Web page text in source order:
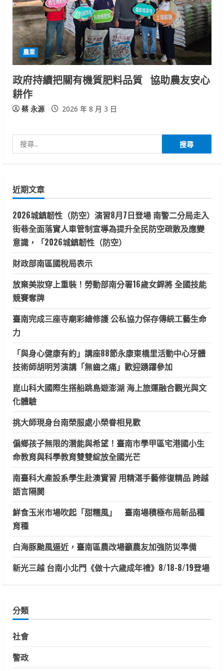
農業
政府持續把關有機質肥料品質 協助農友安心
耕作
蔡 永源 2026 年 8 月 3 日
尋
字:
近期文章
2026城鎮韌性（防空）演習8月7日登場 南警二分局走入
街巷全面落實人車管制宣導為提升全民防空疏散及應變
意識，「2026城鎮韌性（防空）
財政部南區國稅局表示
放棄美妝穿上重裝！勞動部南分署16歲女銲將 全國技能
競賽奪牌
臺南完成三座寺廟彩繪修護 公私協力保存傳統工藝生命
力
「與身心健康有約」講座88節永康東橋里活動中心牙體
技術師胡明芳演講「無齒之痛」歡迎踴躍參加
崑山科大國際生搭船跳島遊澎湖 海上旅運融合觀光與文
化體驗
挑大師現身台南榮服處小榮眷相見歡
偏鄉孩子無限的潛能與希望！臺南市學甲區宅港國小生
命教育與科學教育雙雙綻放全國光芒
南臺科大產設系學生赴澳實習 用精湛手藝修復精品 跨越
語言隔閡
鮮食玉米市場吹起「甜糯風」 臺南場積極布局新品種
育種
白海豚颱風逼近，臺南區農改場籲農友加強防災準備
新光三越 台南小北門《做十六歲成年禮》8/18-8/19登場
分類
社會
警政